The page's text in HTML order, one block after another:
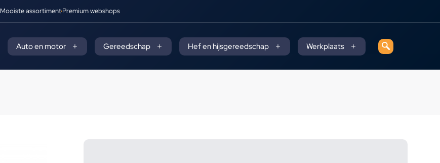
Mooiste assortimentPremium webshops
Auto en motor Gereedschap Hef en hijsgereedschap Werkplaats